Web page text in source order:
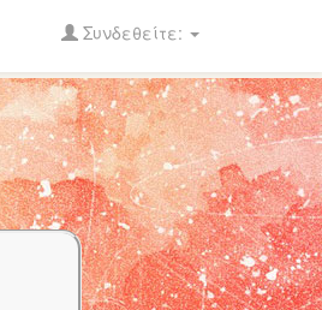
Συνδεθείτε: